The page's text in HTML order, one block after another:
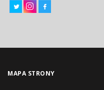
MAPA STRONY